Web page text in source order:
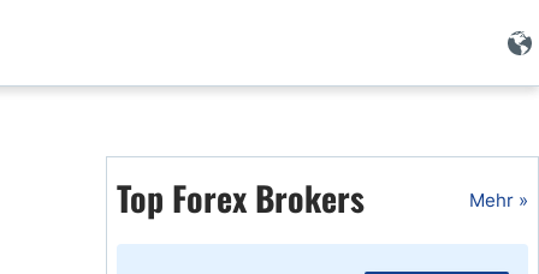
Islamischer Forex
Top Forex Brokers Mehr »